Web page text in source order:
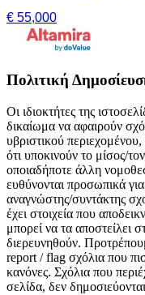
€ 55,000
Πολιτική
Οι ιδιοκτήτες της
δικαίωμα να αφαιρούν
υβριστικού
ότι υποκινούν το μίσος/
οποιαδήποτε άλλη
ευθύνονται προσωπικά
αναγνώστης/συντάκτης
έχει στοιχεία που
μπορεί να τα αποστείλει
διερευνηθούν.
report / flag σχόλια που
κανόνες. Σχόλια που
σελίδα, δεν